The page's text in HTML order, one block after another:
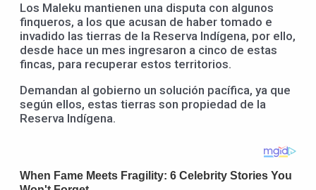
Los Maleku mantienen una disputa con algunos
finqueros, a los que acusan de haber tomado e
invadido las tierras de la Reserva Indígena, por ello,
desde hace un mes ingresaron a cinco de estas
fincas, para recuperar estos territorios.
Demandan al gobierno un solución pacífica, ya que
según ellos, estas tierras son propiedad de la
Reserva Indígena.